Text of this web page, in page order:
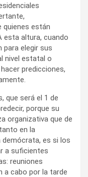
quienes están
esta altura, cuando
para elegir sus
nivel estatal o
predicciones,
que será el 1 de
porque su
organizativa que de
en la
es si los
a suficientes
reuniones
a cabo por la tarde